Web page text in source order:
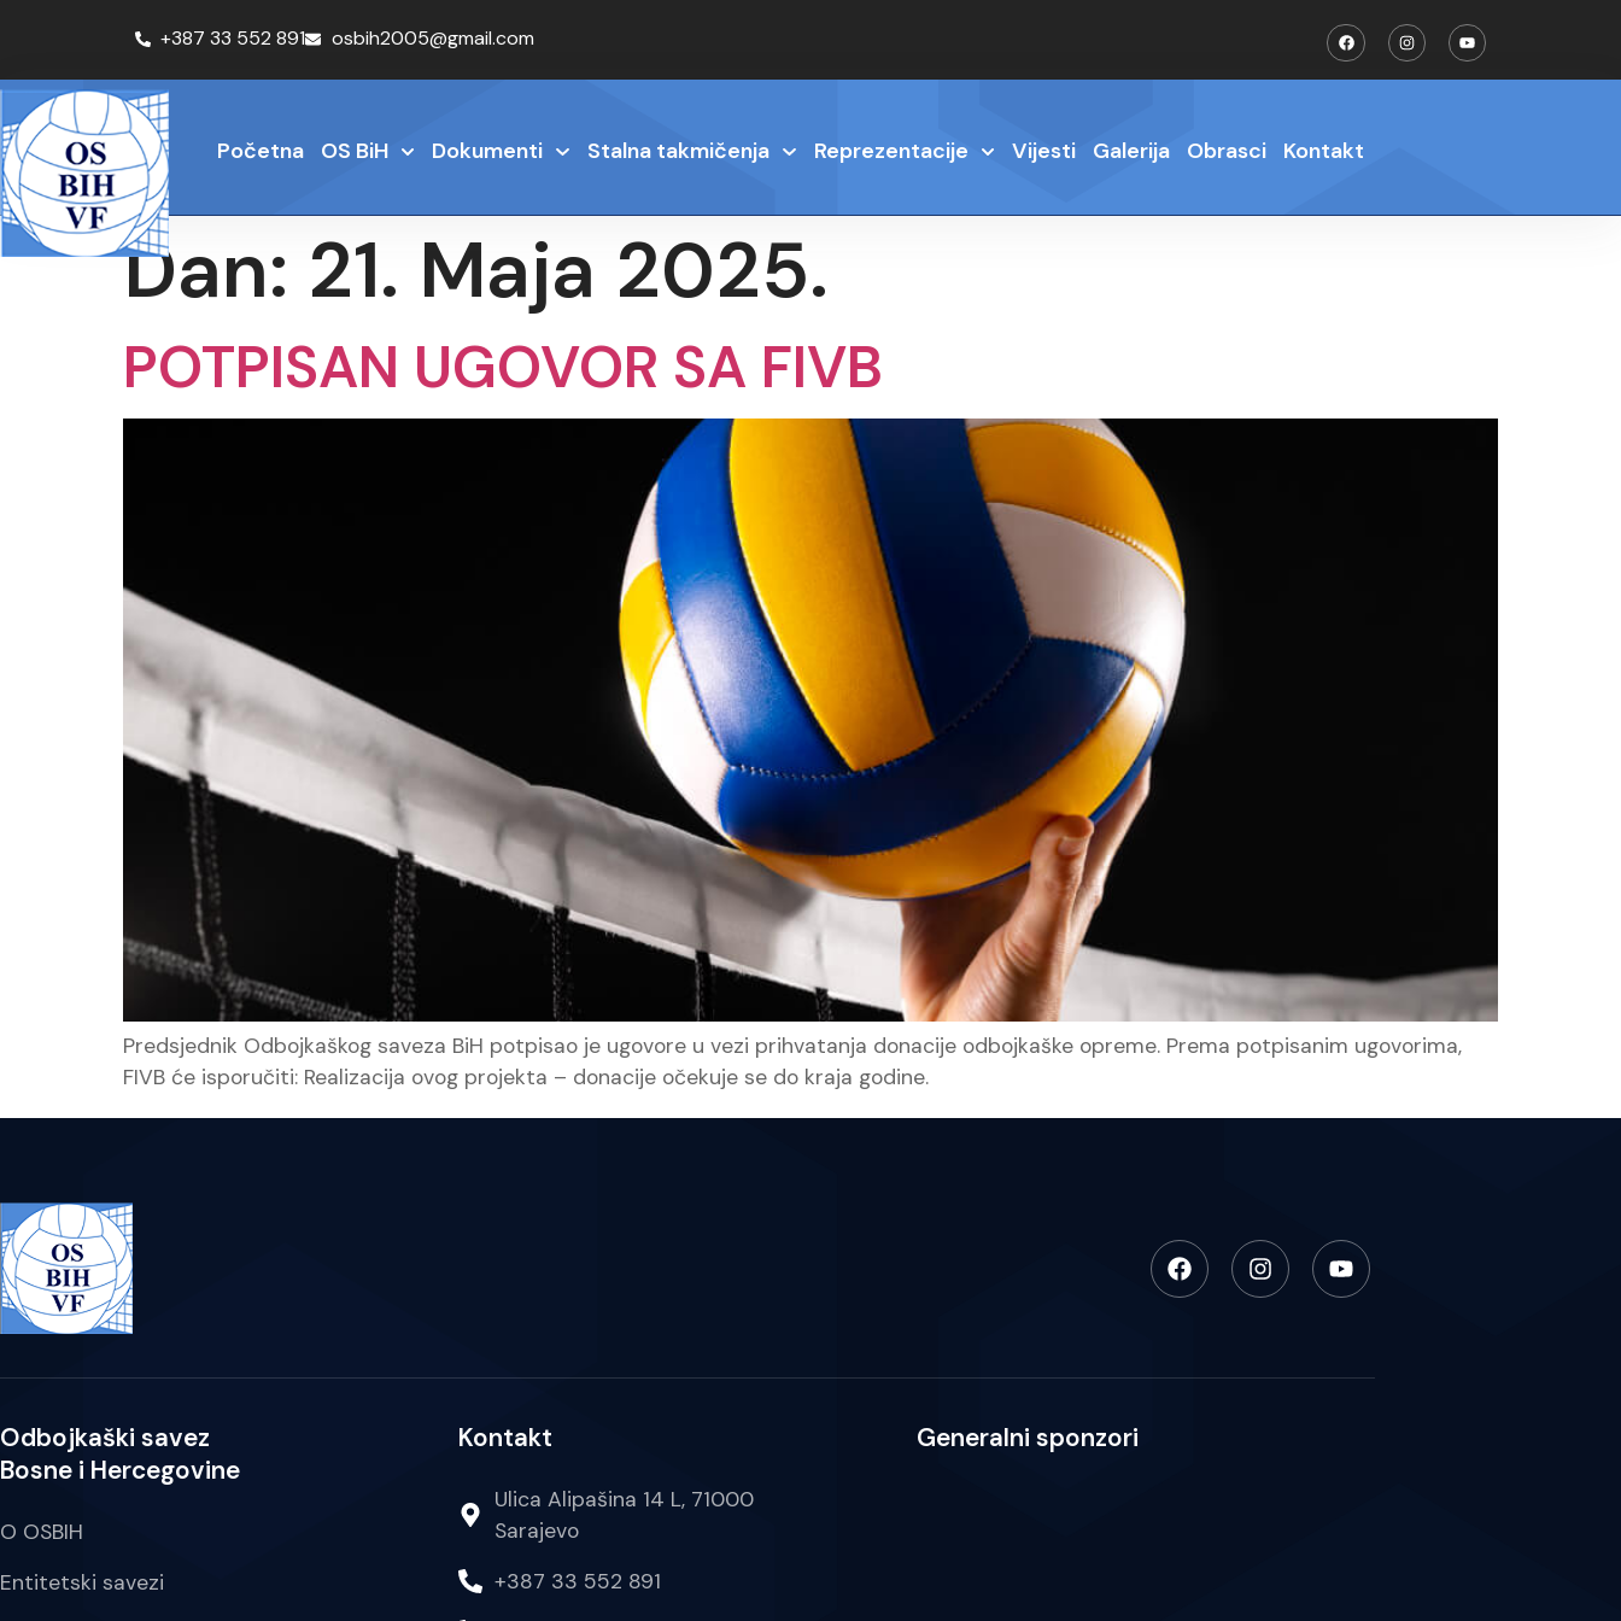
+387 33 552 891 osbih2005@gmail.com
Početna OS BiH Dokumenti Stalna takmičenja Reprezentacije Vijesti Galerija Obrasci Kontakt
Dan: 21. Maja 2025.
POTPISAN UGOVOR SA FIVB
Predsjednik Odbojkaškog saveza BiH potpisao je ugovore u vezi prihvatanja donacije odbojkaške opreme. Prema potpisanim ugovorima,
FIVB će isporučiti: Realizacija ovog projekta – donacije očekuje se do kraja godine.
Odbojkaški savez
Bosne i Hercegovine
O OSBIH
Entitetski savezi
Kontakt
Ulica Alipašina 14 L, 71000
Sarajevo
+387 33 552 891
Generalni sponzori